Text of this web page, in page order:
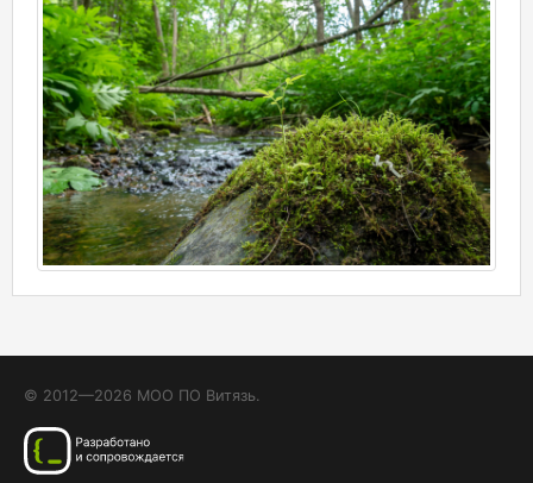
© 2012—2026 МОО ПО Витязь.